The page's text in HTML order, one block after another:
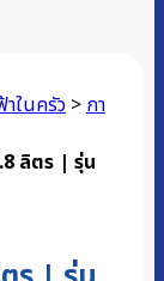
าในครัว >กา
ลิตร | รุ่น